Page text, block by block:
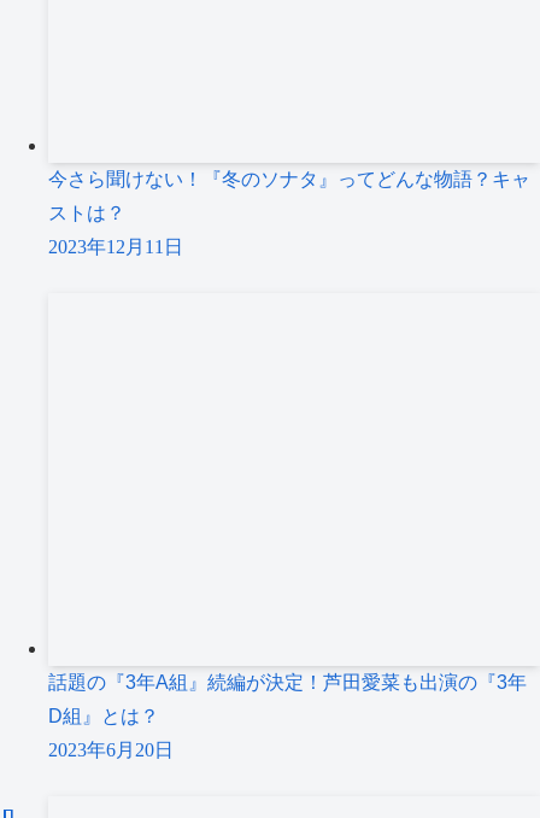
今さら聞けない！『冬のソナタ』ってどんな物語？キャ
ストは？
2023年12月11日
話題の『3年A組』続編が決定！芦田愛菜も出演の『3年
D組』とは？
2023年6月20日